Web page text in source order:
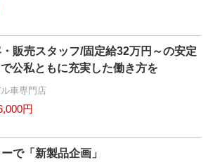
販売スタッフ/固定給32万円～の安定
公私ともに充実した働き方を
車専門店
円
で「新製品企画」